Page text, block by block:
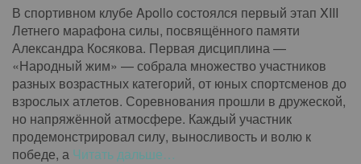
В спортивном клубе Apollo состоялся первый этап XIII
Летнего марафона силы, посвящённого памяти
Александра Косякова. Первая дисциплина —
«Народный жим» — собрала множество участников
разных возрастных категорий, от юных спортсменов до
взрослых атлетов. Соревнования прошли в дружеской,
но напряжённой атмосфере. Каждый участник
продемонстрировал силу, выносливость и волю к
победе, а Читать дальше…